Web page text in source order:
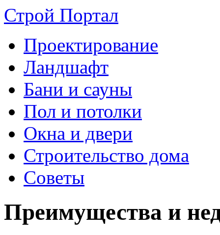
Строй Портал
Проектирование
Ландшафт
Бани и сауны
Пол и потолки
Окна и двери
Строительство дома
Советы
Преимущества и